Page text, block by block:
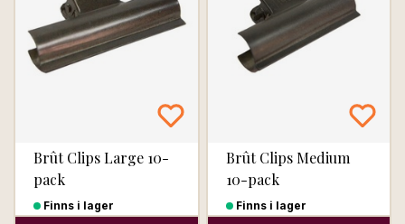
Brût Clips Large 10-
pack
Finns i lager
Brût Clips Medium
10-pack
Finns i lager